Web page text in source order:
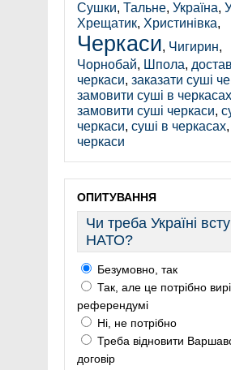
Сушки, Тальне, Україна,
Хрещатик, Христинівка,
Черкаси, Чигирин,
Чорнобай, Шпола,
черкаси, заказати суші
замовити суші в черкасах
замовити суші черкаси,
черкаси, суші в черкасах,
черкаси
ОПИТУВАННЯ
Чи треба Україні
НАТО?
Безумовно, так
Так, але це потрібно
референдумі
Ні, не потрібно
Треба відновити
договір